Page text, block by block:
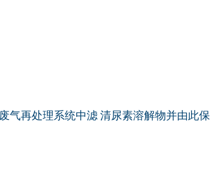
气再处理系统中滤 清尿素溶解物并由此保